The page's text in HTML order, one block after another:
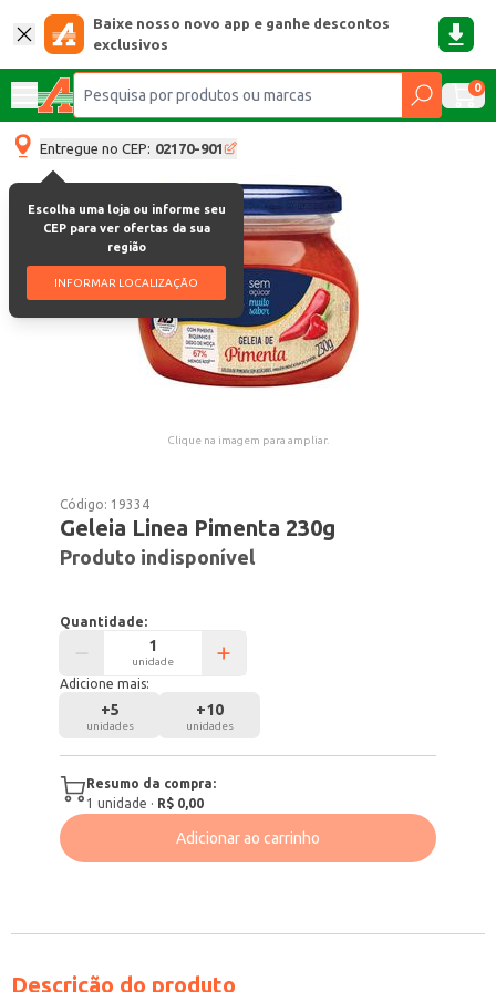
Baixe nosso novo app e ganhe descontos
exclusivos
0
Entregue no CEP: 02170-901
Escolha uma loja ou informe seu
CEP para ver ofertas da sua
região
INFORMAR LOCALIZAÇÃO
Clique na imagem para ampliar.
Código: 19334
Geleia Linea Pimenta 230g
Produto indisponível
Quantidade:
unidade
Adicione mais:
+5
unidades
+10
unidades
Resumo da compra:
1 unidade · R$ 0,00
Adicionar ao carrinho
Descrição do produto